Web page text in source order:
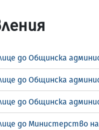
до Общинска
до Общинска
до Общинска
до Министерство